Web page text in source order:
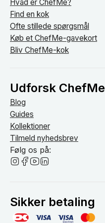
Hvad er ChefMe?
Find en kok
Ofte stillede spørgsmål
Køb et ChefMe-gavekort
Bliv ChefMe-kok
Udforsk ChefMe
Blog
Guides
Kollektioner
Tilmeld nyhedsbrev
Følg os på:
Sikker betaling